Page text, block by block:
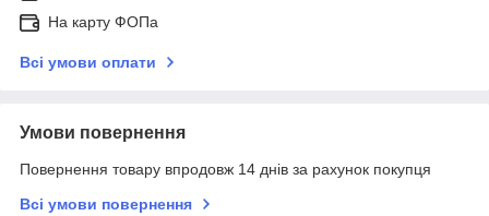
На карту ФОПа
Всі умови оплати
Умови повернення
Повернення товару впродовж 14 днів за рахунок покупця
Всі умови повернення